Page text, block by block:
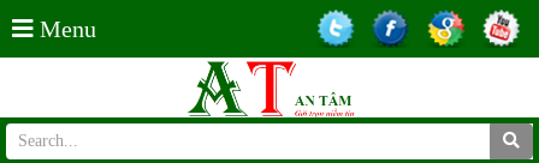
Menu